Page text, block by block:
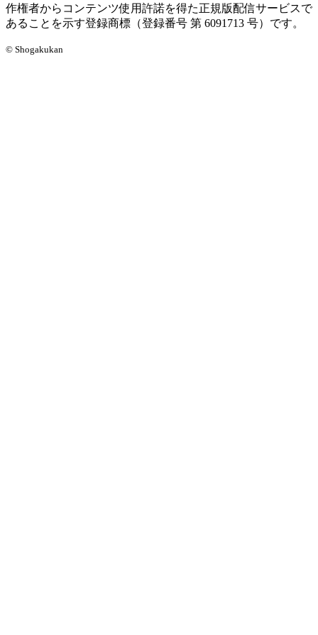
作権者からコンテンツ使用許諾を得た正規版配信サービスで
あることを示す登録商標（登録番号 第 6091713 号）です。
© Shogakukan